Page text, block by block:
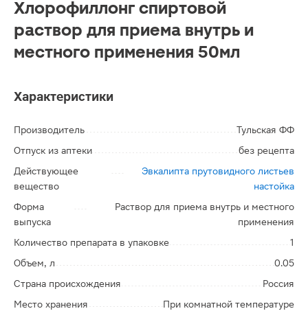
Хлорофиллонг спиртовой
раствор для приема внутрь и
местного применения 50мл
Характеристики
Производитель
Тульская ФФ
Отпуск из аптеки
без рецепта
Действующее
вещество
Эвкалипта прутовидного листьев
настойка
Форма
выпуска
Раствор для приема внутрь и местного
применения
Количество препарата в упаковке
1
Объем, л
0.05
Страна происхождения
Россия
Место хранения
При комнатной температуре